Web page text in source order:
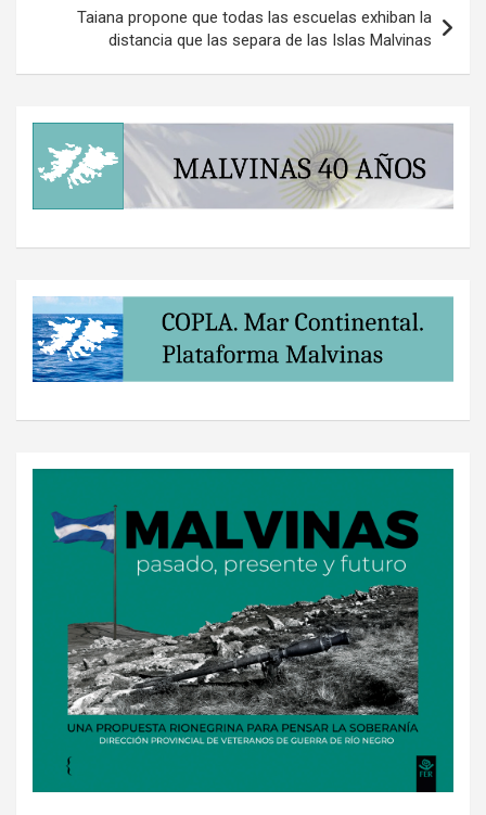
Taiana propone que todas las escuelas exhiban la
distancia que las separa de las Islas Malvinas